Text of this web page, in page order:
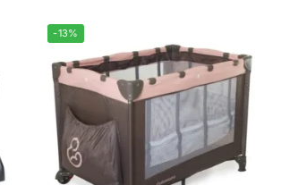
-13%